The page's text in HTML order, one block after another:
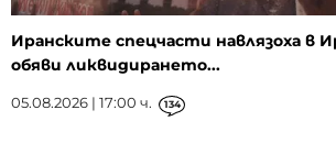
Иранските спецчасти навлязоха в
обяви ликвидирането...
05.08.2026 | 17:00 ч. 134